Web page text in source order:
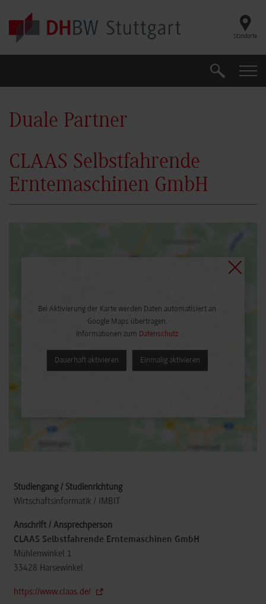
Skip to main content
Standorte
Suche
Duale Partner
CLAAS Selbstfahrende
Erntemaschinen GmbH
Bei Aktivierung der Karte werden Daten automatisiert an
Google Maps übertragen.
Informationen zum Datenschutz
Dauerhaft aktivieren Einmalig aktivieren
Wirtschaftsinformatik / IMBIT
CLAAS Selbstfahrende Erntemaschinen GmbH
Mühlenwinkel 1
33428 Harsewinkel
https://www.claas.de/